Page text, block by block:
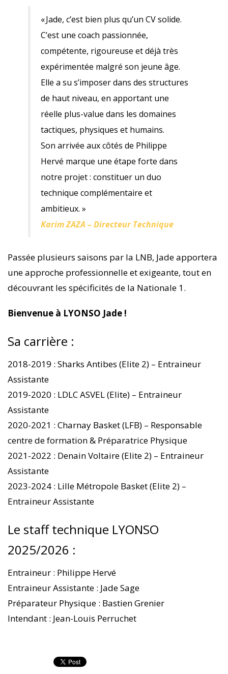
« Jade, c’est bien plus qu’un CV solide.
C’est une coach passionnée,
compétente, rigoureuse et déjà très
expérimentée malgré son jeune âge.
Elle a su s’imposer dans des structures
de haut niveau, en apportant une
réelle plus-value dans les domaines
tactiques, physiques et humains.
Son arrivée aux côtés de Philippe
Hervé marque une étape forte dans
notre projet : constituer un duo
technique complémentaire et
ambitieux. »
Karim ZAZA – Directeur Technique
Passée plusieurs saisons par la LNB, Jade apportera
une approche professionnelle et exigeante, tout en
découvrant les spécificités de la Nationale 1.
Bienvenue à LYONSO Jade !
Sa carrière :
2018-2019 : Sharks Antibes (Elite 2) – Entraineur
Assistante
2019-2020 : LDLC ASVEL (Elite) – Entraineur
Assistante
2020-2021 : Charnay Basket (LFB) – Responsable
centre de formation & Préparatrice Physique
2021-2022 : Denain Voltaire (Elite 2) – Entraineur
Assistante
2023-2024 : Lille Métropole Basket (Elite 2) –
Entraineur Assistante
Le staff technique LYONSO
2025/2026 :
Entraineur : Philippe Hervé
Entraineur Assistante : Jade Sage
Préparateur Physique : Bastien Grenier
Intendant : Jean-Louis Perruchet